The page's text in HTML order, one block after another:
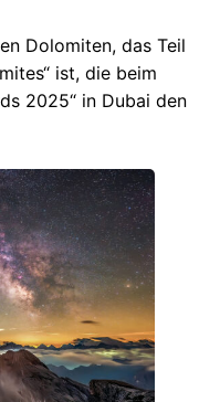
Dolomiten, das Teil
ist, die beim
2025“ in Dubai den